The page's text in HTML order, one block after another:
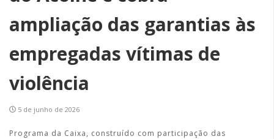
ampliação das garantias às
empregadas vítimas de
violência
5 de junho de 2026
Programa da Caixa, construído com participação das